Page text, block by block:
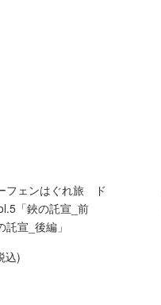
フェンはぐれ旅 ド
「鋏の託宣_前
宣_後編」
込)